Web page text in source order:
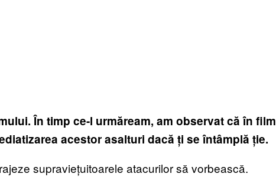
În timp ce-l urmăream, am observat că în film
acestor asalturi dacă ți se întâmplă ție.
supraviețuitoarele atacurilor să vorbească.